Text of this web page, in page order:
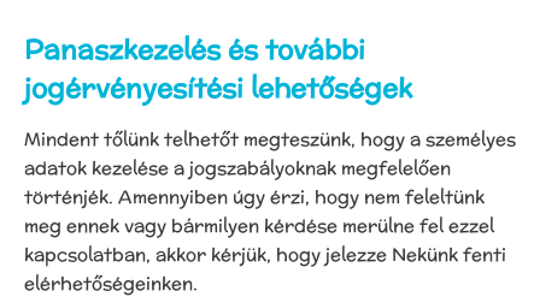
Panaszkezelés és további
jogérvényesítési lehetőségek
Mindent tőlünk telhetőt megteszünk, hogy a személyes
adatok kezelése a jogszabályoknak megfelelően
történjék. Amennyiben úgy érzi, hogy nem feleltünk
meg ennek vagy bármilyen kérdése merülne fel ezzel
kapcsolatban, akkor kérjük, hogy jelezze Nekünk fenti
elérhetőségeinken.